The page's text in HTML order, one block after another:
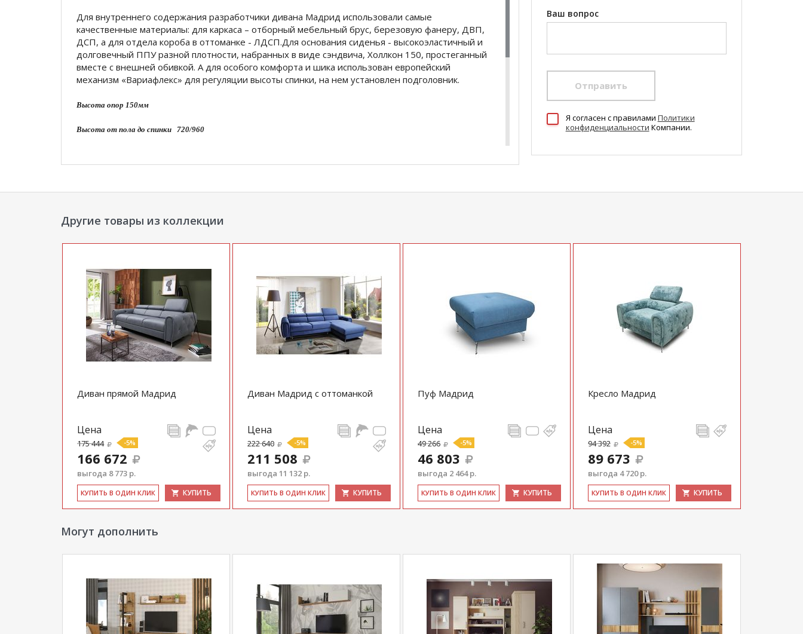
Для внутреннего содержания разработчики дивана Мадрид использовали самые
качественные материалы: для каркаса – отборный мебельный брус, березовую фанеру, ДВП,
ДСП, а для отдела короба в оттоманке - ЛДСП.Для основания сиденья - высокоэластичный и
долговечный ППУ разной плотности, набранных в виде сэндвича, Холлкон 150, простеганный
вместе с внешней обивкой. А для особого комфорта и шика использован европейский
механизм «Вариафлекс» для регуляции высоты спинки, на нем установлен подголовник.
Высота опор 150мм
Высота от пола до спинки 720/960
нашего менеджера по телефону+79292022735
Ваш вопрос
Отправить
Я согласен c правилами Политики
конфиденциальности Компании.
Другие товары из коллекции
Диван прямой Мадрид
Цена
175 444 -5%
166 672
выгода 8 773 р.
КУ­ПИТЬ В ОДИН КЛИК КУПИТЬ
Диван Мадрид с оттоманкой
Цена
222 640 -5%
211 508
выгода 11 132 р.
КУ­ПИТЬ В ОДИН КЛИК КУПИТЬ
Пуф Мадрид
Цена
49 266 -5%
46 803
выгода 2 464 р.
КУ­ПИТЬ В ОДИН КЛИК КУПИТЬ
Кресло Мадрид
Цена
94 392 -5%
89 673
выгода 4 720 р.
КУ­ПИТЬ В ОДИН КЛИК КУПИТЬ
Могут дополнить